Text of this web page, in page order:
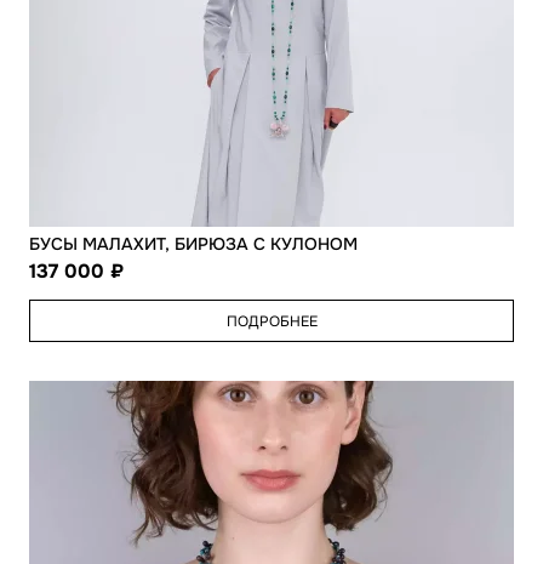
БУСЫ МАЛАХИТ, БИРЮЗА С КУЛОНОМ
137 000
ПОДРОБНЕЕ